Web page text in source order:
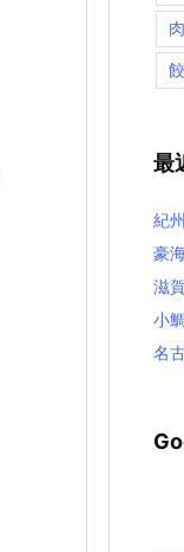
肉
最
紀
豪
滋
小
名